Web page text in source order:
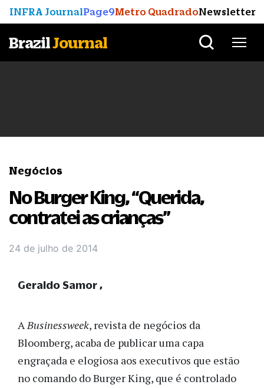
INFRA JournalPage9Metro QuadradoNewsletter
BrazilJournal
Negócios
No Burger King, “Querida,
contratei as crianças”
24 de julho de 2014
ABusinessweek, revista de negócios da
Bloomberg, acaba de publicar uma capa
engraçada e elogiosa aos executivos que estão
no comando do Burger King, que é controlado
Geraldo Samor